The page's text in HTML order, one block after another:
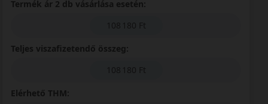
Termék ár 2 db vásárlása esetén:
108 180 Ft
Teljes viszafizetendő összeg:
108 180 Ft
Elérhető THM: